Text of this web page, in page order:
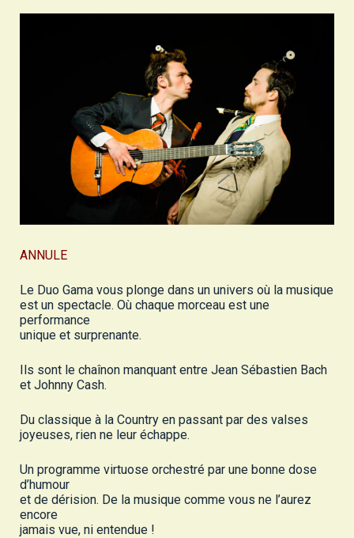
ANNULE
Le Duo Gama vous plonge dans un univers où la musique
est un spectacle. Où chaque morceau est une
performance
unique et surprenante.
Ils sont le chaînon manquant entre Jean Sébastien Bach
et Johnny Cash.
Du classique à la Country en passant par des valses
joyeuses, rien ne leur échappe.
Un programme virtuose orchestré par une bonne dose
d’humour
et de dérision. De la musique comme vous ne l’aurez
encore
jamais vue, ni entendue !